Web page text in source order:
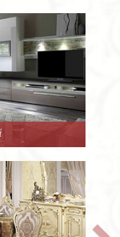
Арт-Деко